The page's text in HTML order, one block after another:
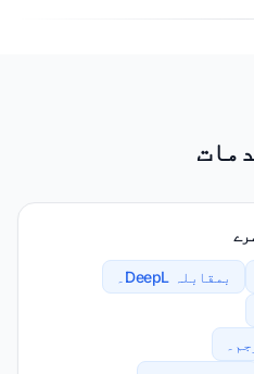
بمقابلہ DeepL۔